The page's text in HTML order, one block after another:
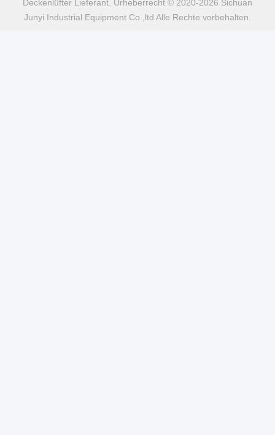
Deckenlüfter Lieferant. Urheberrecht © 2020-2026 Sichuan
Junyi Industrial Equipment Co.,ltd Alle Rechte vorbehalten.